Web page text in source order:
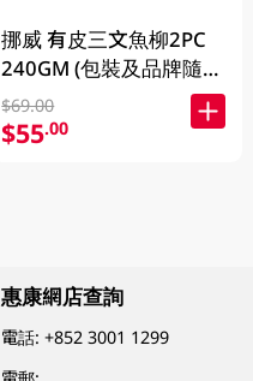
挪威 有皮三文魚柳2PC
240GM (包裝及品牌隨機
發放)
$69.00
$55.00
惠康網店查詢
電話:+852 3001 1299